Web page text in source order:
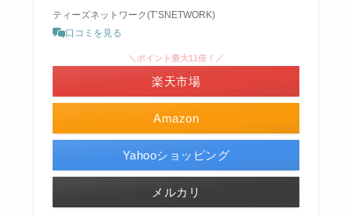
ティーズネットワーク(T’SNETWORK)
口コミを見る
Amazon
＼ポイント最大11倍！／
楽天市場
Yahooショッピング
メルカリ